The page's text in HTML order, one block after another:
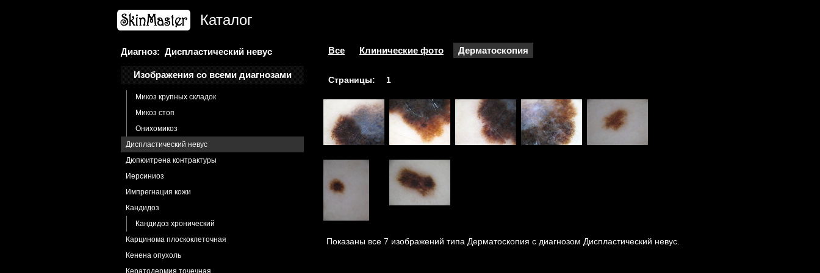
Каталог
Диагноз: Диспластический невус
Изображения со всеми диагнозами
Линия черная
Дерматофития
Гранулема Майокки
Микоз гладкой кожи
Микоз крупных складок
Микоз стоп
Онихомикоз
Диспластический невус
Дюпюитрена контрактуры
Иерсиниоз
Импрегнация кожи
Кандидоз
Кандидоз хронический
Карцинома плоскоклеточная
Кенена опухоль
Кератодермия точечная
Все Клинические фото Дерматоскопия
Страницы: 1
Показаны все 7 изображений типа Дерматоскопия с диагнозом Диспластический невус.